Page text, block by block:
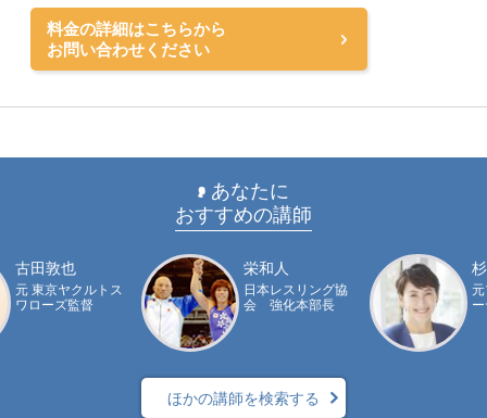
料金の詳細はこちらから
お問い合わせください
あなたに
おすすめの講師
古田敦也
元 東京ヤクルトス
ワローズ監督
栄和人
日本レスリング協
会 強化本部長
ほかの講師を検索する